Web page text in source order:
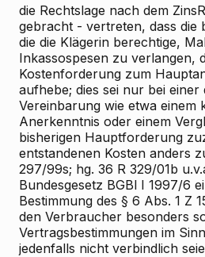
die Rechtslage nach dem
gebracht - vertreten, dass die
die die Klägerin berechtige,
Inkassospesen zu verlangen,
Kostenforderung zum
aufhebe; dies sei nur bei einer
Vereinbarung wie etwa einem
Anerkenntnis oder einem
bisherigen Hauptforderung
entstandenen Kosten anders
297/99s; hg. 36 R 329/01b
Bundesgesetz BGBl I 1997/6
Bestimmung des § 6 Abs. 1 Z
den Verbraucher besonders
Vertragsbestimmungen im
jedenfalls nicht verbindlich